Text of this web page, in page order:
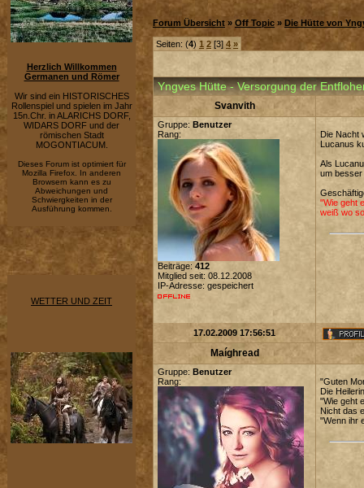
Herzlich Willkommen
Germanen und Römer
Wir sind ein HISTORISCHES
Rollenspiel und spielen im Jahr
15n.Chr. in ALARICHS DORF,
WIDARS DORF und der
römischen Stadt
MOGONTIACUM.
Dieses Forum ist optimiert für
Mozilla Firefox. In anderen
Browsern kann es zu
Abweichungen und
Schwiergkeiten in der
Ausführung kommen.
WETTER UND ZEIT
Forum Übersicht » Off Topic » Die Hütte von
Seiten: (4) 1 2 [3] 4 »
Yngves Hütte - Versorgung der
Svanvith
Gruppe: Benutzer
Rang:
Beiträge: 412
Mitglied seit: 08.12.2008
IP-Adresse: gespeichert
Die Nacht
Lucanus
Als
um besser
"Wie geht
weiß wo
17.02.2009 17:56:51
Maíghread
Gruppe: Benutzer
Rang:
"Guten
Die
"Wie geht
Nicht das
"Wenn ihr